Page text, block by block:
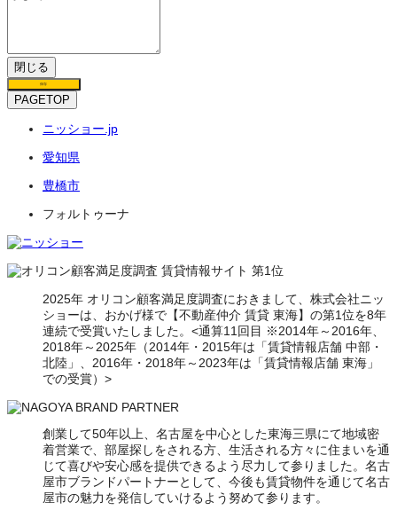
閉じる
保存
PAGETOP
ニッショー.jp
愛知県
豊橋市
フォルトゥーナ
2025年 オリコン顧客満足度調査におきまして、株式会社ニッ
ショーは、おかげ様で【不動産仲介 賃貸 東海】の第1位を8年
連続で受賞いたしました。<通算11回目 ※2014年～2016年、
2018年～2025年（2014年・2015年は「賃貸情報店舗 中部・
北陸」、2016年・2018年～2023年は「賃貸情報店舗 東海」
での受賞）>
創業して50年以上、名古屋を中心とした東海三県にて地域密
着営業で、部屋探しをされる方、生活される方々に住まいを通
じて喜びや安心感を提供できるよう尽力して参りました。名古
屋市ブランドパートナーとして、今後も賃貸物件を通じて名古
屋市の魅力を発信していけるよう努めて参ります。